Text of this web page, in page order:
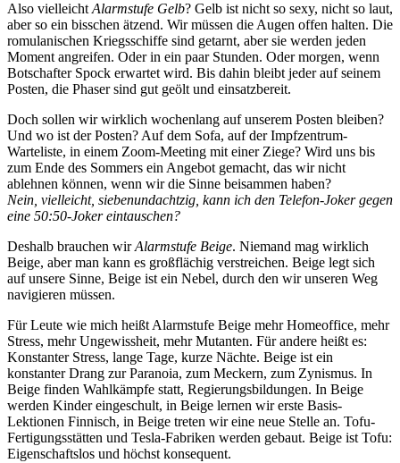
Also vielleichtAlarmstufe Gelb? Gelb ist nicht so sexy, nicht so laut,
aber so ein bisschen ätzend. Wir müssen die Augen offen halten. Die
romulanischen Kriegsschiffe sind getarnt, aber sie werden jeden
Moment angreifen. Oder in ein paar Stunden. Oder morgen, wenn
Botschafter Spock erwartet wird. Bis dahin bleibt jeder auf seinem
Posten, die Phaser sind gut geölt und einsatzbereit.
Doch sollen wir wirklich wochenlang auf unserem Posten bleiben?
Und wo ist der Posten? Auf dem Sofa, auf der Impfzentrum-
Warteliste, in einem Zoom-Meeting mit einer Ziege? Wird uns bis
zum Ende des Sommers ein Angebot gemacht, das wir nicht
ablehnen können, wenn wir die Sinne beisammen haben?
Nein, vielleicht, siebenundachtzig, kann ich den Telefon-Joker gegen
eine 50:50-Joker eintauschen?
Deshalb brauchen wirAlarmstufe Beige. Niemand mag wirklich
Beige, aber man kann es großflächig verstreichen. Beige legt sich
auf unsere Sinne, Beige ist ein Nebel, durch den wir unseren Weg
navigieren müssen.
Für Leute wie mich heißt Alarmstufe Beige mehr Homeoffice, mehr
Stress, mehr Ungewissheit, mehr Mutanten. Für andere heißt es:
Konstanter Stress, lange Tage, kurze Nächte. Beige ist ein
konstanter Drang zur Paranoia, zum Meckern, zum Zynismus. In
Beige finden Wahlkämpfe statt, Regierungsbildungen. In Beige
werden Kinder eingeschult, in Beige lernen wir erste Basis-
Lektionen Finnisch, in Beige treten wir eine neue Stelle an. Tofu-
Fertigungsstätten und Tesla-Fabriken werden gebaut. Beige ist Tofu:
Eigenschaftslos und höchst konsequent.